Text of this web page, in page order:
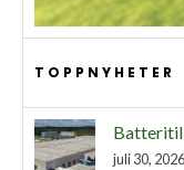
TOPPNYHETER
juli 30, 2026